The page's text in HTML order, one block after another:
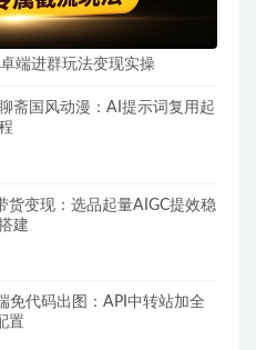
端进群玩法变现实操
斋国风动漫：AI提示词复用起
货变现：选品起量AIGC提效稳
建
免代码出图：API中转站加全
置